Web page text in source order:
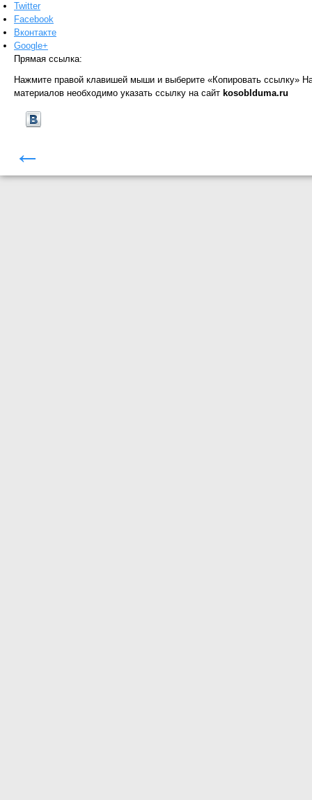
Twitter
Facebook
Вконтакте
Google+
Прямая ссылка:
Нажмите правой клавишей мыши и выберите «Копировать ссылку»
материалов необходимо указать ссылку на сайт kosoblduma.ru
←